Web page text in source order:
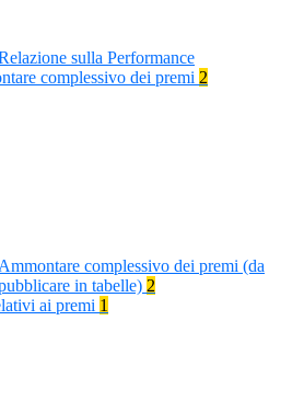
sulla Performance
complessivo dei premi 2
Ammontare complessivo dei premi (da
in tabelle) 2
ai premi 1